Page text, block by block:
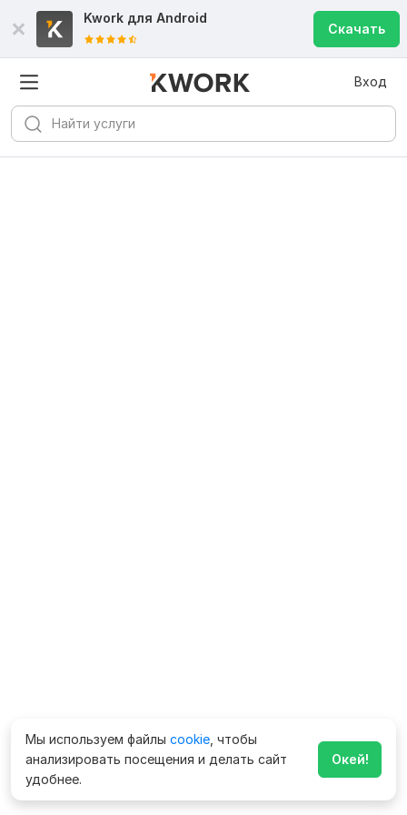
Kwork для Android
Скачать
Вход
Мы используем файлы cookie , чтобы
анализировать посещения и делать сайт
удобнее.
Окей!